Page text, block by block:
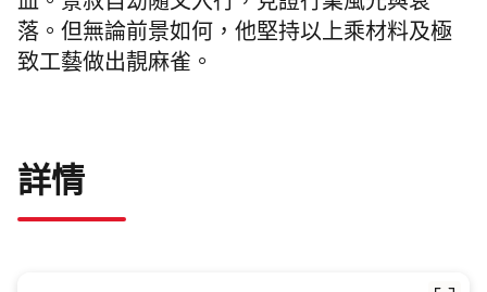
血。景叔自幼隨父入行，見證行業風光與衰
落。但無論前景如何，他堅持以上乘材料及極
致工藝做出靚麻雀。
詳情